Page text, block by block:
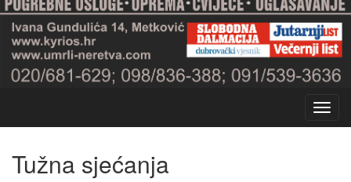
Tužna sjećanja